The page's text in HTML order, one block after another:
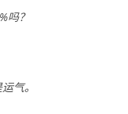
吗？
气。